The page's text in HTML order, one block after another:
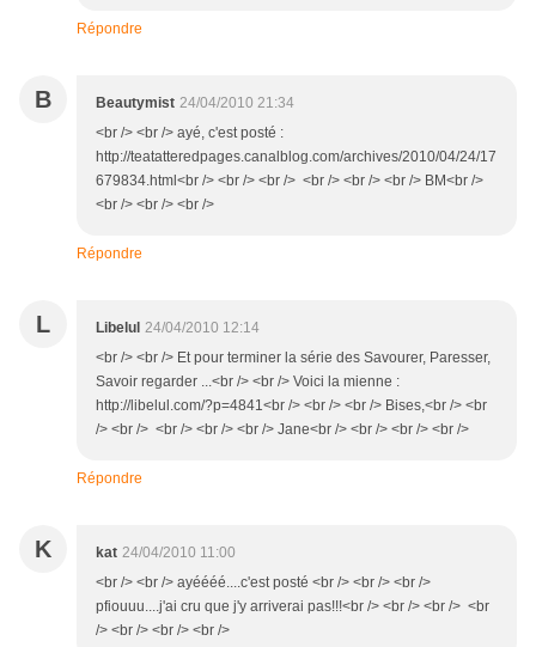
Répondre
B Beautymist 24/04/2010 21:34
<br /> <br /> ayé, c'est posté :
http://teatatteredpages.canalblog.com/archives/2010/04/24/17
679834.html<br /> <br /> <br /> <br /> <br /> <br /> BM<br />
<br /> <br /> <br />
Répondre
L Libelul 24/04/2010 12:14
<br /> <br /> Et pour terminer la série des Savourer, Paresser,
Savoir regarder ...<br /> <br /> Voici la mienne :
http://libelul.com/?p=4841<br /> <br /> <br /> Bises,<br /> <br
/> <br /> <br /> <br /> <br /> Jane<br /> <br /> <br /> <br />
Répondre
K kat 24/04/2010 11:00
<br /> <br /> ayéééé....c'est posté <br /> <br /> <br />
pfiouuu....j'ai cru que j'y arriverai pas!!!<br /> <br /> <br /> <br
/> <br /> <br /> <br />